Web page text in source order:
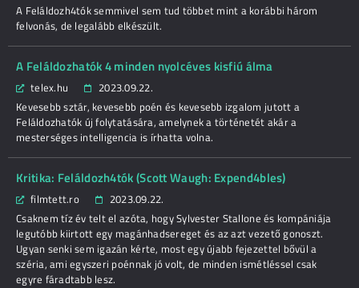
A Feláldozh4tók semmivel sem tud többet mint a korábbi három
felvonás, de legalább elkészült.
A Feláldozhatók 4 minden nyolcéves kisfiú álma
telex.hu
2023.09.22.
Kevesebb sztár, kevesebb poén és kevesebb izgalom jutott a
Feláldozhatók új folytatására, amelynek a történetét akár a
mesterséges intelligencia is írhatta volna.
Kritika: Feláldozh4tók (Scott Waugh: Expend4bles)
filmtett.ro
2023.09.22.
Csaknem tíz év telt el azóta, hogy Sylvester Stallone és kompániája
legutóbb kiirtott egy magánhadsereget és az azt vezető gonoszt.
Ugyan senki sem igazán kérte, most egy újabb fejezettel bővül a
széria, ami egyszeri poénnak jó volt, de minden ismétléssel csak
egyre fáradtabb lesz.